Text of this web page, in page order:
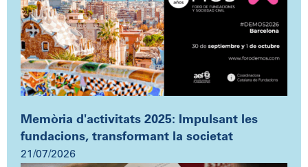
Memòria d'activitats 2025: Impulsant les
fundacions, transformant la societat
21/07/2026